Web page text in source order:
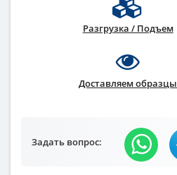
Разгрузка / Подъем
Доставляем образцы
Задать вопрос: